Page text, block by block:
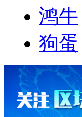
鸿牛
狗蛋